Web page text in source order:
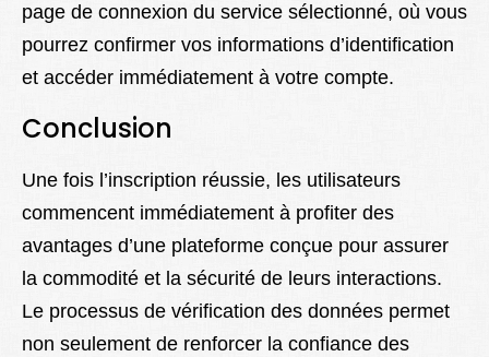
page de connexion du service sélectionné, où vous
pourrez confirmer vos informations d’identification
et accéder immédiatement à votre compte.
Conclusion
Une fois l’inscription réussie, les utilisateurs
commencent immédiatement à profiter des
avantages d’une plateforme conçue pour assurer
la commodité et la sécurité de leurs interactions.
Le processus de vérification des données permet
non seulement de renforcer la confiance des